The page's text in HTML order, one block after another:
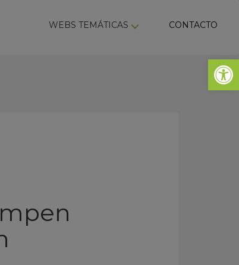
Abrir
WEBS TEMÁTICAS CONTACTO